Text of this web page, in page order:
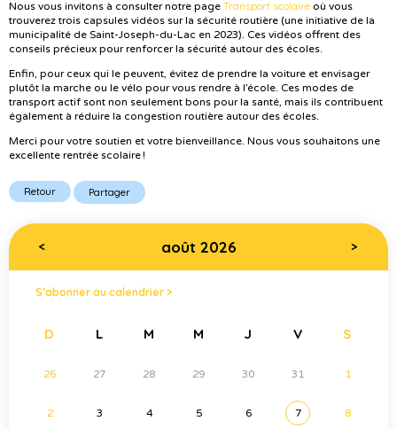
Nous vous invitons à consulter notre page Transport scolaire où vous
trouverez trois capsules vidéos sur la sécurité routière (une initiative de la
municipalité de Saint-Joseph-du-Lac en 2023). Ces vidéos offrent des
conseils précieux pour renforcer la sécurité autour des écoles.
Enfin, pour ceux qui le peuvent, évitez de prendre la voiture et envisager
plutôt la marche ou le vélo pour vous rendre à l’école. Ces modes de
transport actif sont non seulement bons pour la santé, mais ils contribuent
également à réduire la congestion routière autour des écoles.
Merci pour votre soutien et votre bienveillance. Nous vous souhaitons une
excellente rentrée scolaire !
Retour Partager
< août 2026 >
S’abonner au calendrier >
D L M M J V S
26 27 28 29 30 31 1
2 3 4 5 6 7 8